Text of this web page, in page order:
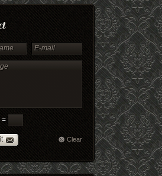
=
Clear